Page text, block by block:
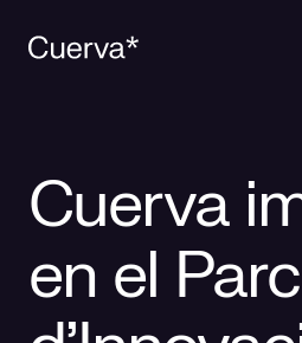
Qué ofrecemos
Innovación
Cuerva
en el